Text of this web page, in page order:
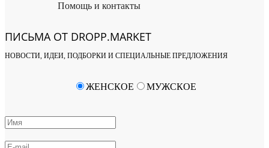
Помощь и контакты
ПИСЬМА ОТ DROPP.MARKET
НОВОСТИ, ИДЕИ, ПОДБОРКИ И СПЕЦИАЛЬНЫЕ ПРЕДЛОЖЕНИЯ
ЖЕНСКОЕ МУЖСКОЕ